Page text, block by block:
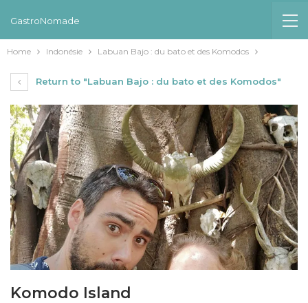
GastroNomade
Home Indonésie Labuan Bajo : du bato et des Komodos
Return to "Labuan Bajo : du bato et des Komodos"
Komodo Island